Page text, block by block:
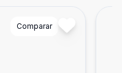
Comparar